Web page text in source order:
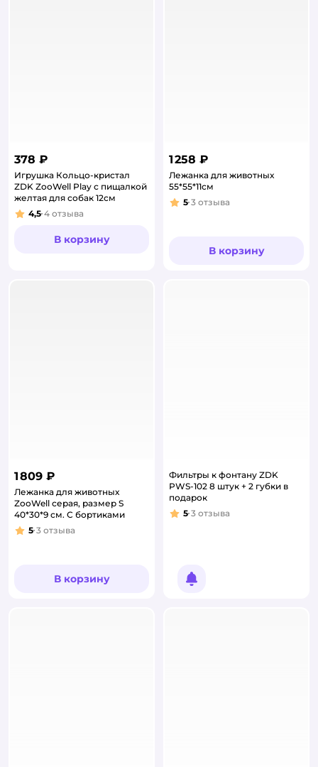
378 ₽
Игрушка Кольцо-кристал
ZDK ZooWell Play с пищалкой
желтая для собак 12см
Рейтинг:
4,5 4 отзыва
В корзину
1 258 ₽
Лежанка для животных
55*55*11см
Рейтинг:
5 3 отзыва
В корзину
1 809 ₽
Лежанка для животных
ZooWell серая, размер S
40*30*9 см. С бортиками
Рейтинг:
5 3 отзыва
В корзину
Фильтры к фонтану ZDK
PWS-102 8 штук + 2 губки в
подарок
Рейтинг:
5 3 отзыва
Уведомить о появлении